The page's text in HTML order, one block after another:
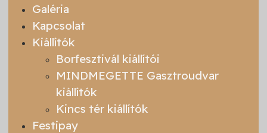
Galéria
Kapcsolat
Kiállítók
Borfesztivál kiállítói
MINDMEGETTE Gasztroudvar
kiállítók
Kincs tér kiállítók
Festipay